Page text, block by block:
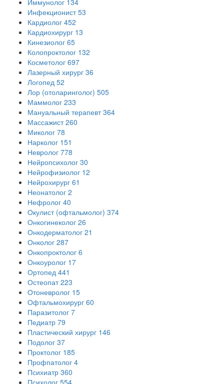
Инфекционист 53
Кардиолог 452
Кардиохирург 13
Кинезиолог 65
Колопроктолог 132
Косметолог 697
Лазерный хирург 36
Логопед 52
Лор (отоларинголог) 505
Маммолог 233
Мануальный терапевт 364
Массажист 260
Миколог 78
Нарколог 151
Невролог 778
Нейропсихолог 30
Нейрофизиолог 12
Нейрохирург 61
Неонатолог 2
Нефролог 40
Окулист (офтальмолог) 374
Онкогинеколог 26
Онкодерматолог 21
Онколог 287
Онкопроктолог 6
Онкоуролог 17
Ортопед 441
Остеопат 223
Отоневролог 15
Офтальмохирург 60
Паразитолог 7
Педиатр 79
Пластический хирург 146
Подолог 37
Проктолог 185
Профпатолог 4
Психиатр 360
Психолог 554